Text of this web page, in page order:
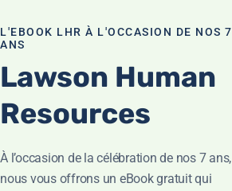
L'EBOOK LHR À L'OCCASION DE NOS 7
ANS
Lawson Human
Resources
À l’occasion de la célébration de nos 7 ans,
nous vous offrons un eBook gratuit qui